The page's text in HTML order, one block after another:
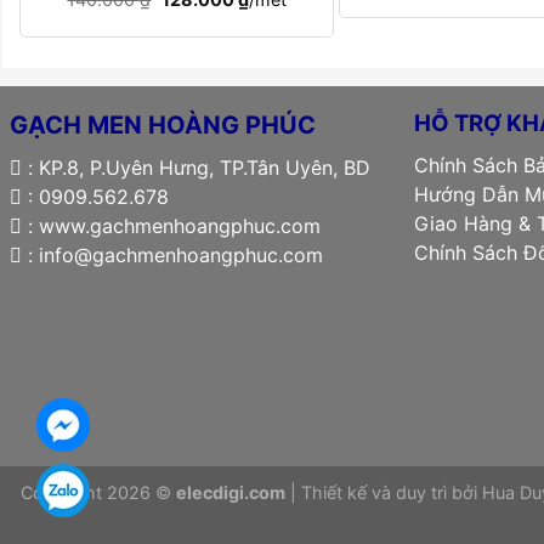
là:
hiện
tại
là:
GẠCH MEN HOÀNG PHÚC
: KP.8, P.Uyên Hưng, TP.Tân Uyên, BD
: 0909.562.678
: www.gachmenhoangphuc.com
: info@gachmenhoangphuc.com
HỖ TRỢ
Chính Sách
Hướng Dẫn
Giao Hàng &
Chính Sách
Copyright 2026 © elecdigi.com | Thiết kế và duy trì bởi Hua